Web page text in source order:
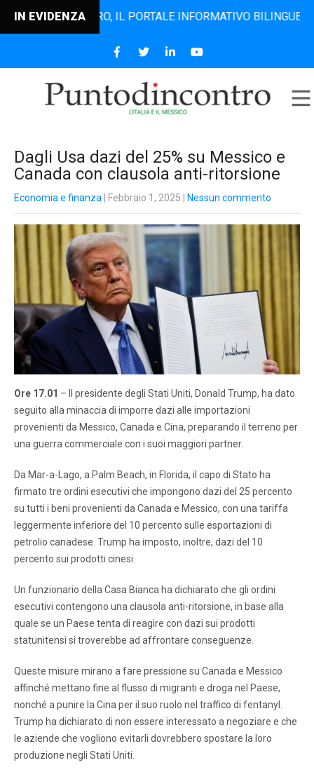
IN EVIDENZA IL PORTALE INFORMATIVO BILINGUE CHE
Dagli Usa dazi del 25% su Messico e
Canada con clausola anti-ritorsione
Economia e finanza | Febbraio 1, 2025 Nessun commento
Ore 17.01 – Il presidente degli Stati Uniti, Donald Trump, ha dato
seguito alla minaccia di imporre dazi alle importazioni
provenienti da Messico, Canada e Cina, preparando il terreno per
una guerra commerciale con i suoi maggiori partner.
Da Mar-a-Lago, a Palm Beach, in Florida, il capo di Stato ha
firmato tre ordini esecutivi che impongono dazi del 25 percento
su tutti i beni provenienti da Canada e Messico, con una tariffa
leggermente inferiore del 10 percento sulle esportazioni di
petrolio canadese. Trump ha imposto, inoltre, dazi del 10
percento sui prodotti cinesi.
Un funzionario della Casa Bianca ha dichiarato che gli ordini
esecutivi contengono una clausola anti-ritorsione, in base alla
quale se un Paese tenta di reagire con dazi sui prodotti
statunitensi si troverebbe ad affrontare conseguenze.
Queste misure mirano a fare pressione su Canada e Messico
affinché mettano fine al flusso di migranti e droga nel Paese,
nonché a punire la Cina per il suo ruolo nel traffico di fentanyl.
Trump ha dichiarato di non essere interessato a negoziare e che
le aziende che vogliono evitarli dovrebbero spostare la loro
produzione negli Stati Uniti.